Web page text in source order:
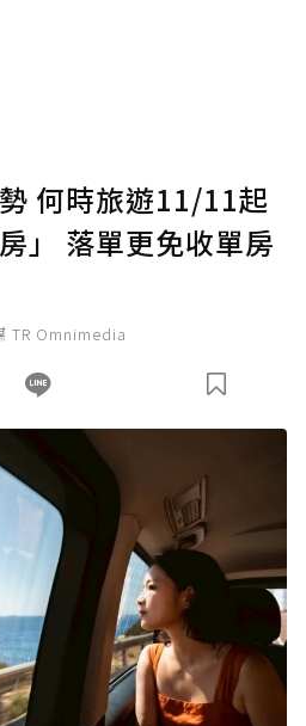
確認送出
：0點；前往 購買點數
何時旅遊11/11起
」 落單更免收單房
TR Omnimedia